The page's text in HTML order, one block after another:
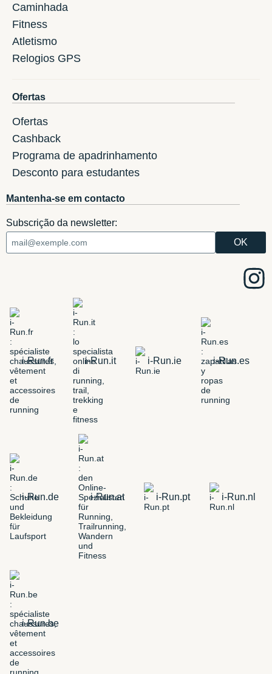
Caminhada
Fitness
Atletismo
Relogios GPS
Ofertas
Ofertas
Cashback
Programa de apadrinhamento
Desconto para estudantes
Mantenha-se em contacto
Subscrição da newsletter:
i-Run.fr i-Run.it i-Run.ie i-Run.es
i-Run.de i-Run.at i-Run.pt i-Run.nl
i-Run.be